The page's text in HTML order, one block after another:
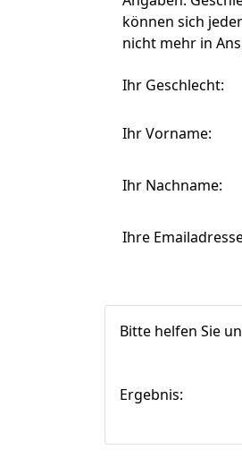
können sich
nicht mehr in
Ihr Geschlecht:
Ihr Vorname:
Ihr Nachname:
Ihre
Bitte helfen Sie
Ergebnis: